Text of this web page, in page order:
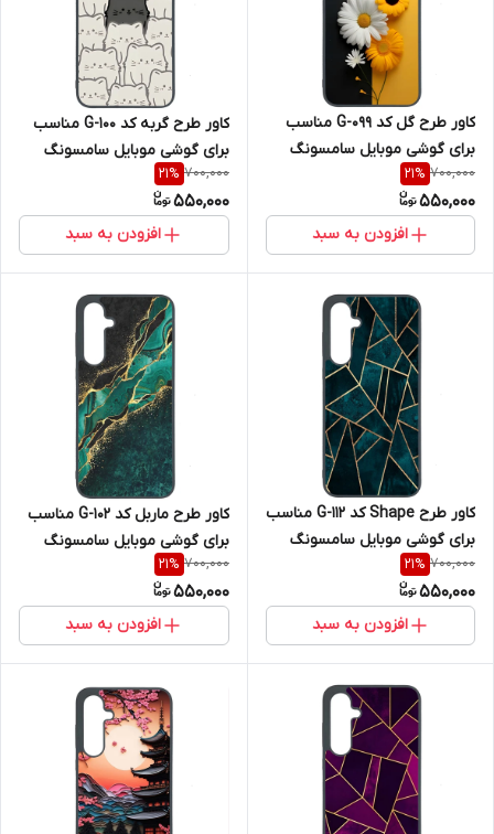
کاور طرح گل کد G-099 مناسب
برای گوشی موبایل سامسونگ
Galaxy A36
700,000
21%
550,000
افزودن به سبد
کاور طرح گربه کد G-100 مناسب
برای گوشی موبایل سامسونگ
Galaxy A36
700,000
21%
550,000
افزودن به سبد
کاور طرح Shape کد G-112 مناسب
برای گوشی موبایل سامسونگ
Galaxy A36
700,000
21%
550,000
افزودن به سبد
کاور طرح ماربل کد G-102 مناسب
برای گوشی موبایل سامسونگ
Galaxy A36
700,000
21%
550,000
افزودن به سبد